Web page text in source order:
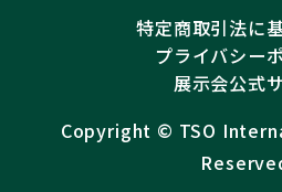
特定商取引法に
プライバシー
展示会公式
Copyright ©︎ TSO